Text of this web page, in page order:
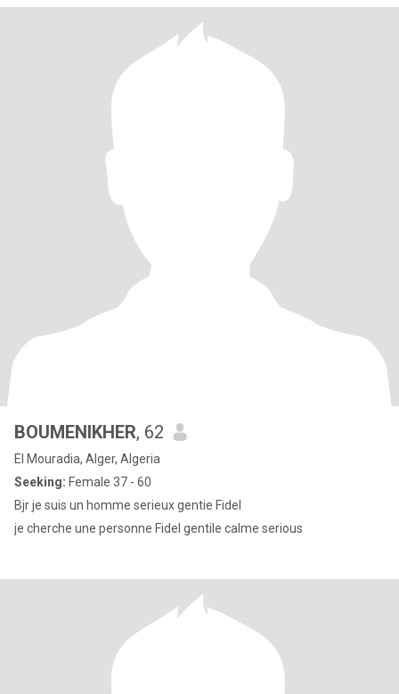
BOUMENIKHER, 62
El Mouradia, Alger, Algeria
Seeking: Female 37 - 60
Bjr je suis un homme serieux gentie Fidel
je cherche une personne Fidel gentile calme serious